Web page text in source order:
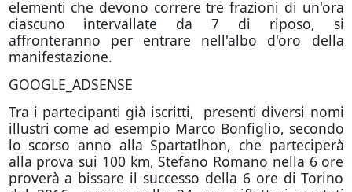
elementi che devono correre tre frazioni di un'ora
ciascuno intervallate da 7 di riposo, si
affronteranno per entrare nell'albo d'oro della
manifestazione.
GOOGLE_ADSENSE
Tra i partecipanti già iscritti, presenti diversi nomi
illustri come ad esempio Marco Bonfiglio, secondo
lo scorso anno alla Spartatlhon, che parteciperà
alla prova sui 100 km, Stefano Romano nella 6 ore
proverà a bissare il successo della 6 ore di Torino